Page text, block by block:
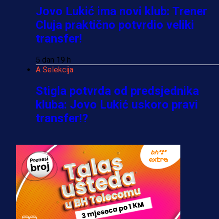
Jovo Lukić ima novi klub: Trener
Cluja praktično potvrdio veliki
transfer!
5 dan 19 h
A Selekcija
Stigla potvrda od predsjednika
kluba: Jovo Lukić uskoro pravi
transfer!?
A Selekcija
Zmajevi dobili veliko pojačanje:
Fudbaler Olympiacosa želi obući
dres BiH!